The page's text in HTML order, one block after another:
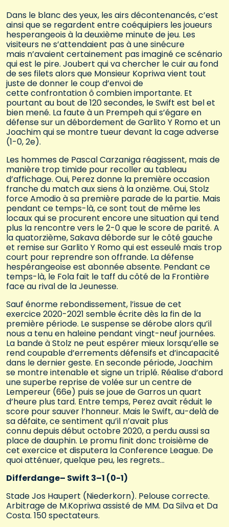
Dans le blanc des yeux, les airs décontenancés, c’est
ainsi que se regardent entre coéquipiers les joueurs
hesperangeois à la deuxième minute de jeu. Les
visiteurs ne s’attendaient pas à une sinécure
mais n’avaient certainement pas imaginé ce scénario
qui est le pire. Joubert qui va chercher le cuir au fond
de ses filets alors que Monsieur Kopriwa vient tout
juste de donner le coup d’envoi de
cette confrontation ô combien importante. Et
pourtant au bout de 120 secondes, le Swift est bel et
bien mené. La faute à un Prempeh qui s’égare en
défense sur un débordement de Garlito Y Romo et un
Joachim qui se montre tueur devant la cage adverse
(1-0, 2e).
Les hommes de Pascal Carzaniga réagissent, mais de
manière trop timide pour recoller au tableau
d’affichage. Oui, Perez donne la première occasion
franche du match aux siens à la onzième. Oui, Stolz
force Amodio à sa première parade de la partie. Mais
pendant ce temps-là, ce sont tout de même les
locaux qui se procurent encore une situation qui tend
plus la rencontre vers le 2-0 que le score de parité. A
la quatorzième, Sakava déborde sur le côté gauche
et remise sur Garlito Y Romo qui est esseulé mais trop
court pour reprendre son offrande. La défense
hespérangeoise est abonnée absente. Pendant ce
temps-là, le Fola fait le taff du côté de la Frontière
face au rival de la Jeunesse.
Sauf énorme rebondissement, l’issue de cet
exercice 2020-2021 semble écrite dès la fin de la
première période. Le suspense se dérobe alors qu’il
nous a tenu en haleine pendant vingt-neuf journées.
La bande à Stolz ne peut espérer mieux lorsqu’elle se
rend coupable d’errements défensifs et d’incapacité
dans le dernier geste. En seconde période, Joachim
se montre intenable et signe un triplé. Réalise d’abord
une superbe reprise de volée sur un centre de
Lempereur (66e) puis se joue de Garros un quart
d’heure plus tard. Entre temps, Perez avait réduit le
score pour sauver l’honneur. Mais le Swift, au-delà de
sa défaite, ce sentiment qu’il n’avait plus
connu depuis début octobre 2020, a perdu aussi sa
place de dauphin. Le promu finit donc troisième de
cet exercice et disputera la Conference League. De
quoi atténuer, quelque peu, les regrets…
Differdange– Swift 3–1 (0-1)
Stade Jos Haupert (Niederkorn). Pelouse correcte.
Arbitrage de M.Kopriwa assisté de MM. Da Silva et Da
Costa. 150 spectateurs.